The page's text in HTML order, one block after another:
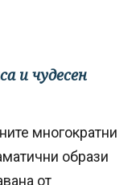
и чудесен
многократни
образи
от